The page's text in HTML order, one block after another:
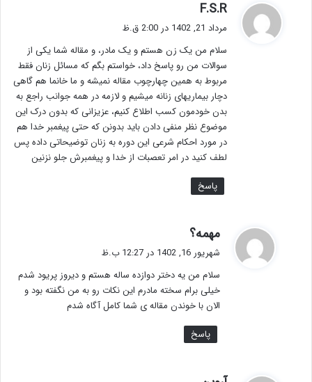
F.S.R
ف
:
مرداد 21, 1402 در 2:00 ق.ظ
سلام من یک زن هستم و یک مادر، و مقاله شما یکی از
سوالات من رو پاسخ داد، خواستم بگم که مسائل زنان فقط
مربوط به همین چهارچوب مقاله نمیشه و ما خانما هم گاهی
دچار بیماریهای زنانه میشیم و لازمه در همه جوانب راجع به
بدن خودمون کسب اطلاع کنیم، عزیزانی که بدون درک این
موضوع نظر منفی دادن باید بدونن که حتی پیغمبر خدا هم
در مورد احکام شرعی این دوره به زنان توضیحاتی داده پس
لطف کنید در امر تعصبات از خدا و پیغمبرش جلو نزنین
پاسخ
مهمه؟
ف
:
شهریور 16, 1402 در 12:27 ب.ظ
سلام من یه دختر دوازده ساله هستم و دیروز پریود شدم
خیلی برام سخته مادرم این نکات رو به من نگفته بود و
الان با خوندن مقاله ی شما کامل آگاه شدم
پاسخ